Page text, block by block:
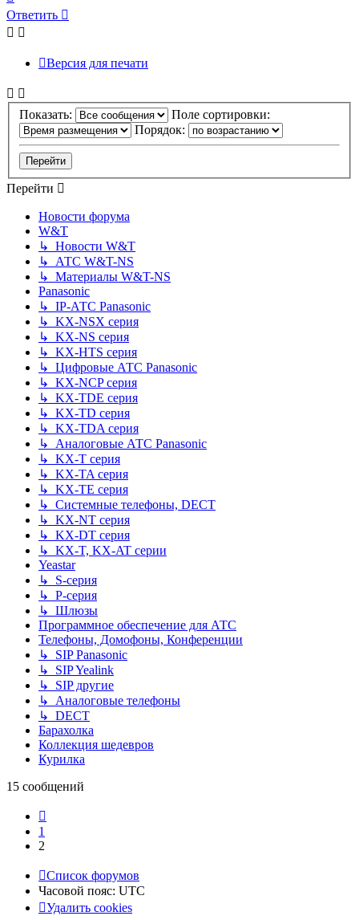
к
началу
Ответить
Версия для печати
Показать:
Поле сортировки:
Порядок:
Перейти
Новости форума
W&T
↳ Новости W&T
↳ АТС W&T-NS
↳ Материалы W&T-NS
Panasonic
↳ IP-АТС Panasonic
↳ KX-NSX серия
↳ KX-NS серия
↳ KX-HTS серия
↳ Цифровые АТС Panasonic
↳ KX-NCP серия
↳ KX-TDE серия
↳ KX-TD серия
↳ KX-TDA серия
↳ Аналоговые АТС Panasonic
↳ KX-T серия
↳ KX-TA серия
↳ KX-TE серия
↳ Системные телефоны, DECT
↳ KX-NT серия
↳ KX-DT серия
↳ KX-T, KX-AT серии
Yeastar
↳ S-серия
↳ P-серия
↳ Шлюзы
Программное обеспечение для АТС
Телефоны, Домофоны, Конференции
↳ SIP Panasonic
↳ SIP Yealink
↳ SIP другие
↳ Аналоговые телефоны
↳ DECT
Барахолка
Коллекция шедевров
Курилка
15 сообщений
1
2
Список форумов
Часовой пояс: UTC
Удалить cookies